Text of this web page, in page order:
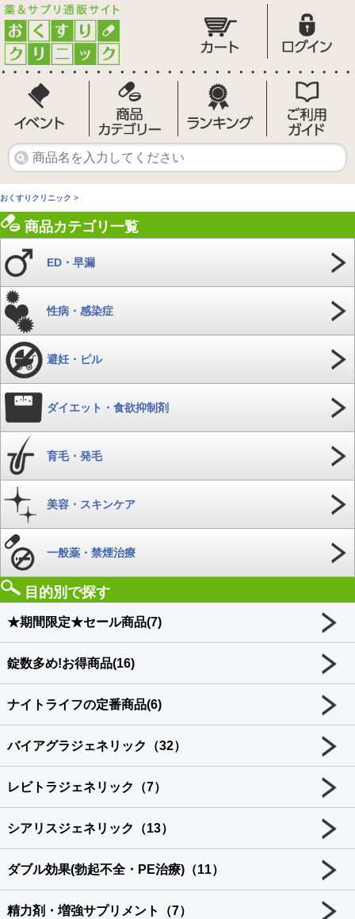
おくすりクリニック >
商品カテゴリ一覧
ED・早漏
性病・感染症
避妊・ピル
ダイエット・食欲抑制剤
育毛・発毛
美容・スキンケア
一般薬・禁煙治療
目的別で探す
★期間限定★セール商品(7)
錠数多め!お得商品(16)
ナイトライフの定番商品(6)
バイアグラジェネリック（32）
レビトラジェネリック（7）
シアリスジェネリック（13）
ダブル効果(勃起不全・PE治療)（11）
精力剤・増強サプリメント（7）